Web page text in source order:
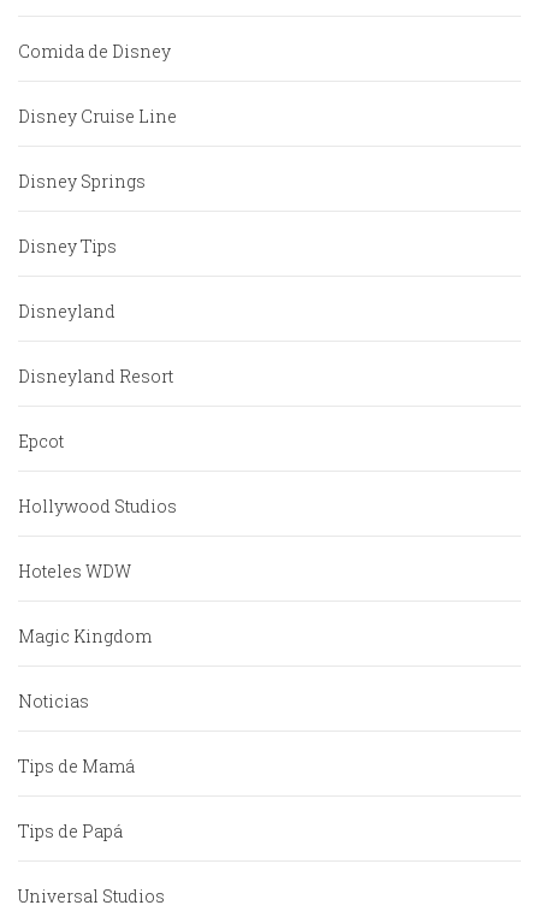
Comida de Disney
Disney Cruise Line
Disney Springs
Disney Tips
Disneyland
Disneyland Resort
Epcot
Hollywood Studios
Hoteles WDW
Magic Kingdom
Noticias
Tips de Mamá
Tips de Papá
Universal Studios